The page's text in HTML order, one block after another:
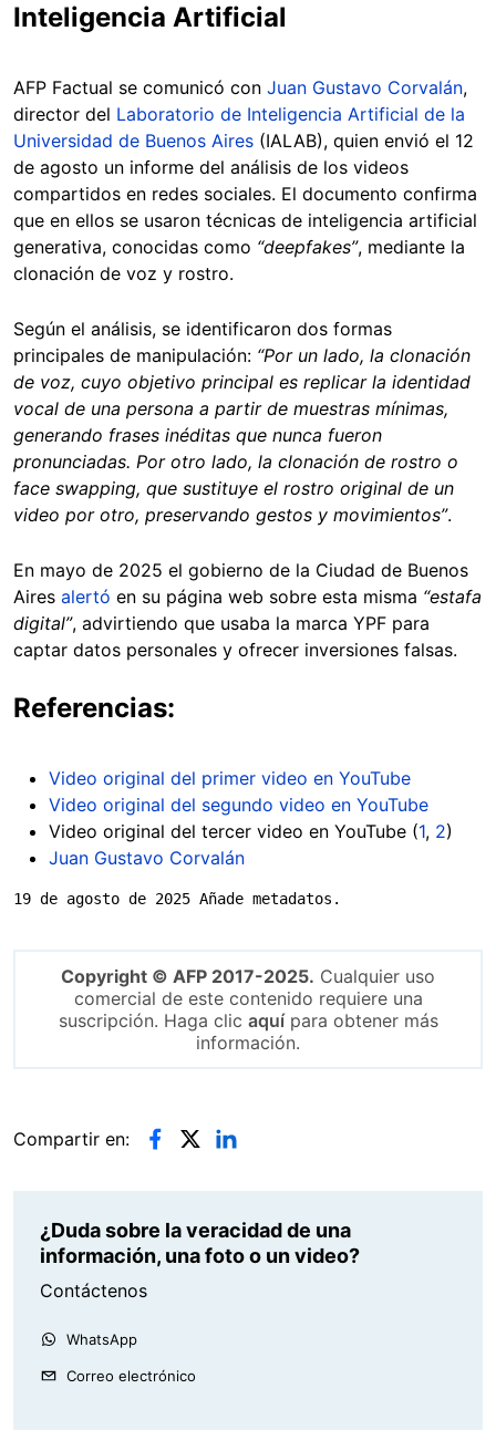
Inteligencia Artificial
AFP Factual se comunicó con Juan Gustavo Corvalán,
director del Laboratorio de Inteligencia Artificial de la
Universidad de Buenos Aires (IALAB), quien envió el 12
de agosto un informe del análisis de los videos
compartidos en redes sociales. El documento confirma
que en ellos se usaron técnicas de inteligencia artificial
generativa, conocidas como “deepfakes”, mediante la
clonación de voz y rostro.
Según el análisis, se identificaron dos formas
principales de manipulación: “Por un lado, la clonación
de voz, cuyo objetivo principal es replicar la identidad
vocal de una persona a partir de muestras mínimas,
generando frases inéditas que nunca fueron
pronunciadas. Por otro lado, la clonación de rostro o
face swapping, que sustituye el rostro original de un
video por otro, preservando gestos y movimientos”.
En mayo de 2025 el gobierno de la Ciudad de Buenos
Aires alertó en su página web sobre esta misma “estafa
digital”, advirtiendo que usaba la marca YPF para
captar datos personales y ofrecer inversiones falsas.
Referencias:
Video original del primer video en YouTube
Video original del segundo video en YouTube
Video original del tercer video en YouTube (1, 2)
Juan Gustavo Corvalán
19 de agosto de 2025 Añade metadatos.
Copyright © AFP 2017-2025. Cualquier uso
comercial de este contenido requiere una
suscripción. Haga clic aquípara obtener más
información.
Compartir en:
¿Duda sobre la veracidad de una
información, una foto o un video?
Contáctenos
WhatsApp
Correo electrónico